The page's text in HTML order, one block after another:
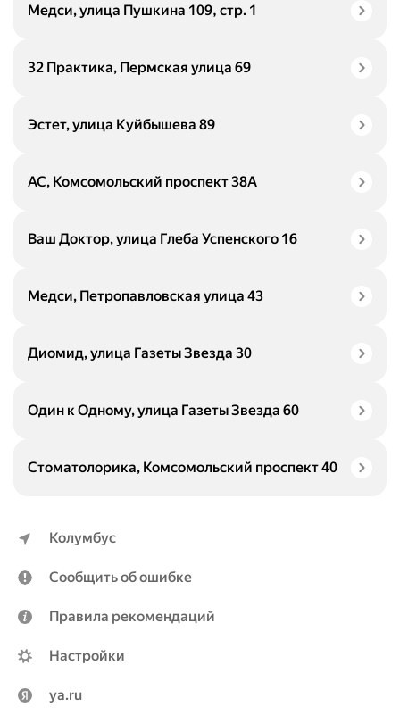
Медси, улица Пушкина 109, стр. 1
32 Практика, Пермская улица 69
Эстет, улица Куйбышева 89
АС, Комсомольский проспект 38А
Ваш Доктор, улица Глеба Успенского 16
Медси, Петропавловская улица 43
Диомид, улица Газеты Звезда 30
Один к Одному, улица Газеты Звезда 60
Стоматолорика, Комсомольский проспект 40
Колумбус
Сообщить об ошибке
Правила рекомендаций
Настройки
ya.ru